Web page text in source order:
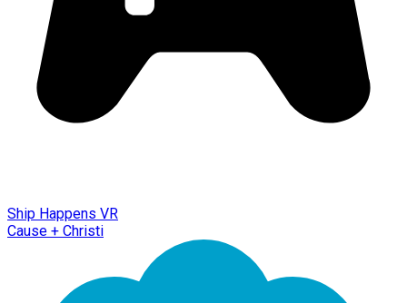
Ship Happens VR
Cause + Christi